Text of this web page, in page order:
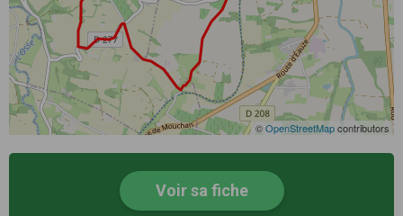
©OpenStreetMapcontributors
Voir sa fiche